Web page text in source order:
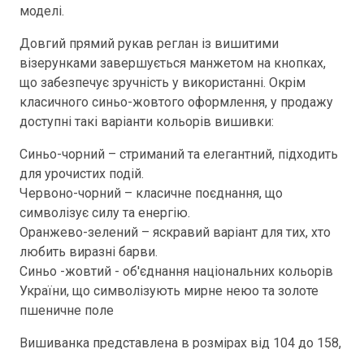
моделі.
Довгий прямий рукав реглан із вишитими
візерунками завершується манжетом на кнопках,
що забезпечує зручність у використанні. Окрім
класичного синьо-жовтого оформлення, у продажу
доступні такі варіанти кольорів вишивки:
Синьо-чорний – стриманий та елегантний, підходить
для урочистих подій.
Червоно-чорний – класичне поєднання, що
символізує силу та енергію.
Оранжево-зелений – яскравий варіант для тих, хто
любить виразні барви.
Синьо -жовтий - об'єднання національних кольорів
України, що символізують мирне неюо та золоте
пшеничне поле
Вишиванка представлена в розмірах від 104 до 158,